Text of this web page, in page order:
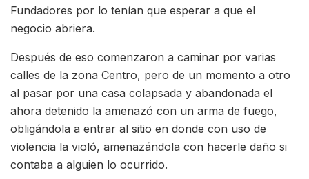
Fundadores por lo tenían que esperar a que el
negocio abriera.
Después de eso comenzaron a caminar por varias
calles de la zona Centro, pero de un momento a otro
al pasar por una casa colapsada y abandonada el
ahora detenido la amenazó con un arma de fuego,
obligándola a entrar al sitio en donde con uso de
violencia la violó, amenazándola con hacerle daño si
contaba a alguien lo ocurrido.